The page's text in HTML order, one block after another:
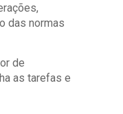
das normas
de
as tarefas e